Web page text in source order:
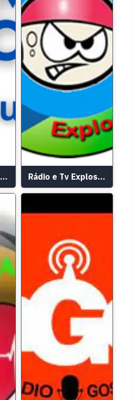
Rádio Dom Bosco São Paulo Rádio e Tv Explosão FM